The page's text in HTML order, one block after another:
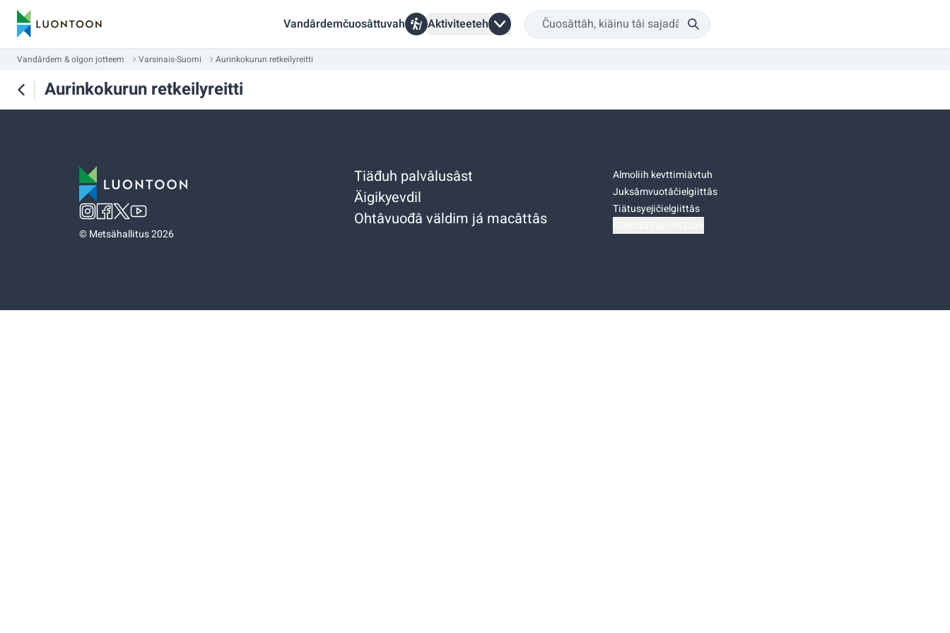
Vandârdemčuosâttuvah Aktiviteeteh
Vandârdem & olgon jotteem Varsinais-Suomi Aurinkokurun retkeilyreitti
Aurinkokurun retkeilyreitti
©Metsähallitus 2026
Tiäđuh palvâlusâst
Äigikyevdil
Ohtâvuođâ väldim já macâttâs
Almoliih kevttimiävtuh
Juksâmvuotâčielgiittâs
Tiätusyejičielgiittâs